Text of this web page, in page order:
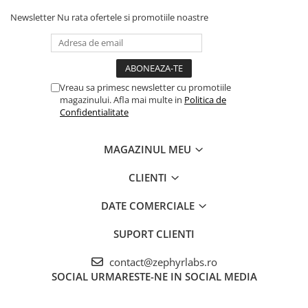
celulelor.
COMPOZITIE
conţinut de trans-Resveratrol ≥ 98%) – 100 mg,;
extract uscat din scoarță dePinus pinaster
acid alfa lipoic – 100,0 mg;
carmoizină, albastru patent V;
Newsletter Nu rata ofertele si promotiile noastre
Vreau sa primesc newsletter cu promotiile
magazinului. Afla mai multe in Politica de
Confidentialitate
MAGAZINUL MEU
CLIENTI
DATE COMERCIALE
SUPORT CLIENTI
contact@zephyrlabs.ro
SOCIAL URMARESTE-NE IN SOCIAL MEDIA